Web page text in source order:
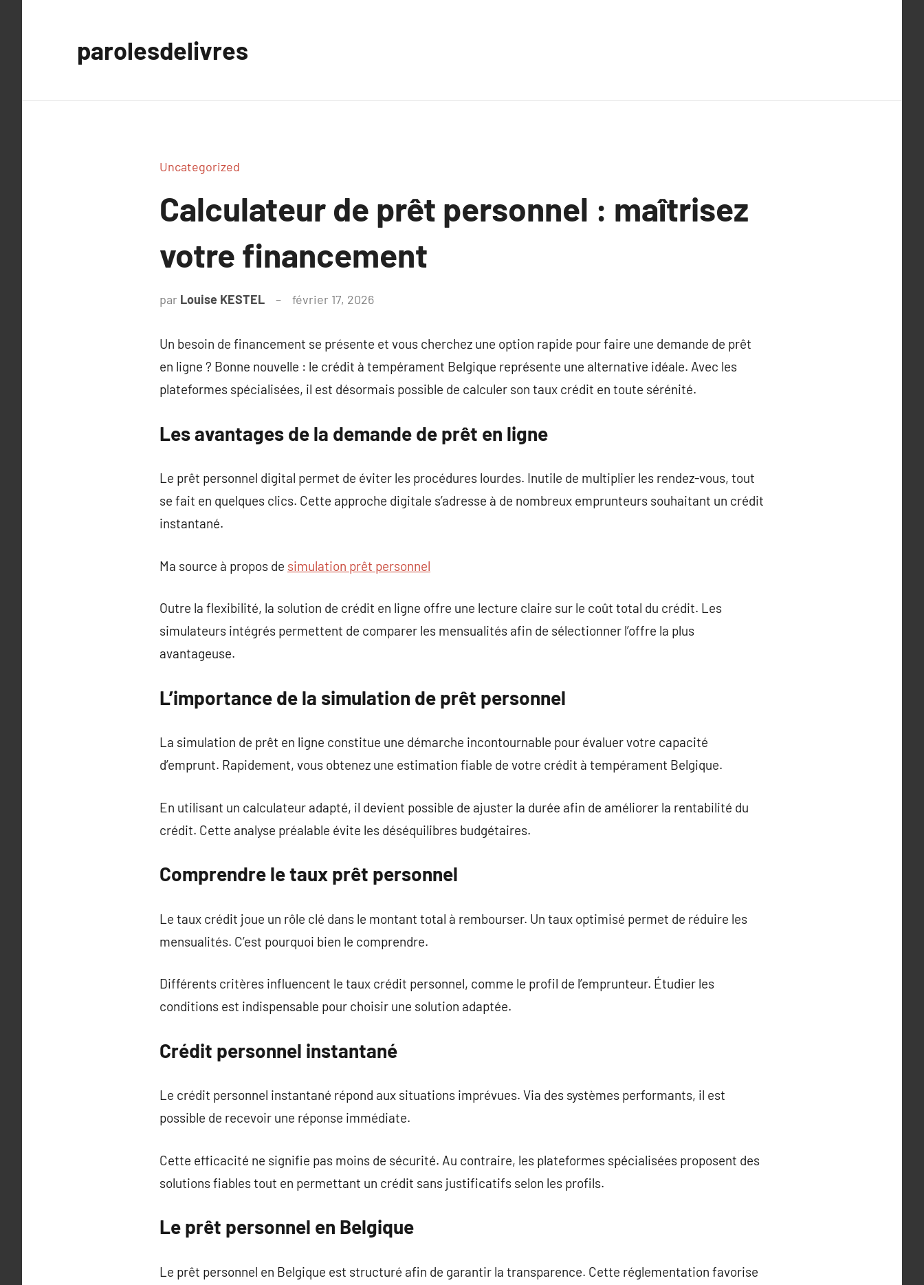
parolesdelivres
Uncategorized
Calculateur de prêt personnel : maîtrisez
votre financement
par Louise KESTEL février 17, 2026
Un besoin de financement se présente et vous cherchez une option rapide pour faire une demande de prêt
en ligne ? Bonne nouvelle : le crédit à tempérament Belgique représente une alternative idéale. Avec les
plateformes spécialisées, il est désormais possible de calculer son taux crédit en toute sérénité.
Les avantages de la demande de prêt en ligne
Le prêt personnel digital permet de éviter les procédures lourdes. Inutile de multiplier les rendez-vous, tout
se fait en quelques clics. Cette approche digitale s’adresse à de nombreux emprunteurs souhaitant un crédit
instantané.
Ma source à propos de simulation prêt personnel
Outre la flexibilité, la solution de crédit en ligne offre une lecture claire sur le coût total du crédit. Les
simulateurs intégrés permettent de comparer les mensualités afin de sélectionner l’offre la plus
avantageuse.
L’importance de la simulation de prêt personnel
La simulation de prêt en ligne constitue une démarche incontournable pour évaluer votre capacité
d’emprunt. Rapidement, vous obtenez une estimation fiable de votre crédit à tempérament Belgique.
En utilisant un calculateur adapté, il devient possible de ajuster la durée afin de améliorer la rentabilité du
crédit. Cette analyse préalable évite les déséquilibres budgétaires.
Comprendre le taux prêt personnel
Le taux crédit joue un rôle clé dans le montant total à rembourser. Un taux optimisé permet de réduire les
mensualités. C’est pourquoi bien le comprendre.
Différents critères influencent le taux crédit personnel, comme le profil de l’emprunteur. Étudier les
conditions est indispensable pour choisir une solution adaptée.
Crédit personnel instantané
Le crédit personnel instantané répond aux situations imprévues. Via des systèmes performants, il est
possible de recevoir une réponse immédiate.
Cette efficacité ne signifie pas moins de sécurité. Au contraire, les plateformes spécialisées proposent des
solutions fiables tout en permettant un crédit sans justificatifs selon les profils.
Le prêt personnel en Belgique
Le prêt personnel en Belgique est structuré afin de garantir la transparence. Cette réglementation favorise